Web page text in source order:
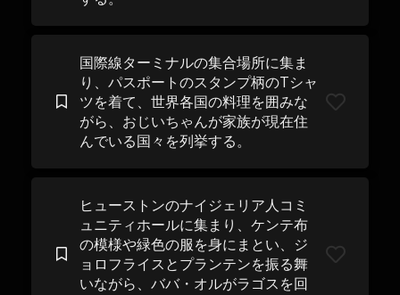
国際線ターミナルの集合場所に集ま
り、パスポートのスタンプ柄のTシャ
ツを着て、世界各国の料理を囲みな
がら、おじいちゃんが家族が現在住
んでいる国々を列挙する。
ヒューストンのナイジェリア人コミ
ュニティホールに集まり、ケンテ布
の模様や緑色の服を身にまとい、ジ
ョロフライスとプランテンを振る舞
いながら、ババ・オルがラゴスを回